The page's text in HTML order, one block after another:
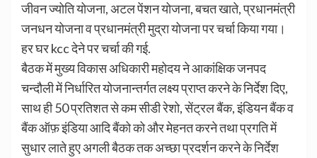
जीवन ज्योति योजना, अटल पेंशन योजना, बचत खाते, प्रधानमंत्री
जनधन योजना व प्रधानमंत्री मुद्रा योजना पर चर्चा किया गया।
हर घर kcc देने पर चर्चा की गई.
बैठक में मुख्य विकास अधिकारी महोदय ने आकांक्षिक जनपद
चन्दौली में निर्धारित योजनान्तर्गत लक्ष्य प्राप्त करने के निर्देश दिए,
साथ ही 50 प्रतिशत से कम सीडी रेशो, सेंट्रल बैंक, इंडियन बैंक व
बैंक ऑफ़ इंडिया आदि बैंको को और मेहनत करने तथा प्रगति में
सुधार लाते हुए अगली बैठक तक अच्छा प्रदर्शन करने के निर्देश